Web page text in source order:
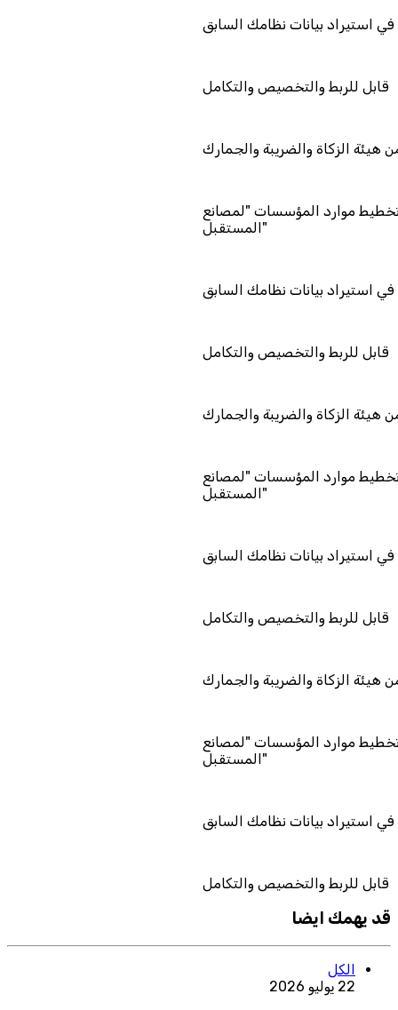
دعم فني في استيراد بيانات نظامك السابق
قابل للربط والتخصيص والتكامل
معتمد من هيئة الزكاة والضريبة والجمارك
خدمة تخطيط موارد المؤسسات "لمصانع
دعم فني في استيراد بيانات نظامك السابق
قابل للربط والتخصيص والتكامل
معتمد من هيئة الزكاة والضريبة والجمارك
خدمة تخطيط موارد المؤسسات "لمصانع
دعم فني في استيراد بيانات نظامك السابق
قابل للربط والتخصيص والتكامل
معتمد من هيئة الزكاة والضريبة والجمارك
خدمة تخطيط موارد المؤسسات "لمصانع
دعم فني في استيراد بيانات نظامك السابق
قابل للربط والتخصيص والتكامل
قد يهمك ايضا
الكل
22 يوليو 2026